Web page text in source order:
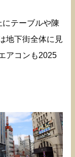
テーブルや陳
地下街全体に見
アコンも2025